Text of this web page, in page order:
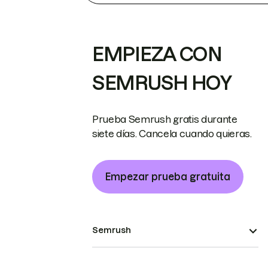
EMPIEZA CON
SEMRUSH HOY
Prueba Semrush gratis durante
siete días. Cancela cuando quieras.
Empezar prueba gratuita
Semrush